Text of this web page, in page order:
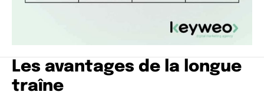
Les avantages de la longue
traîne